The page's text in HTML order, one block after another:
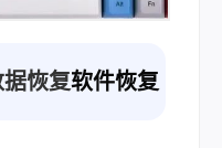
恢复软件恢复